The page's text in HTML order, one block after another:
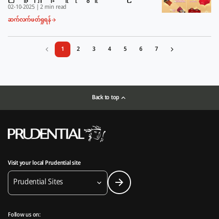
02-10-2025|2 min read
ဆက်လက်ဖတ်ရှုရန်
1 2 3 4 5 6 7
Back to top
Visit your local Prudential site
Prudential Sites
Follow us on: